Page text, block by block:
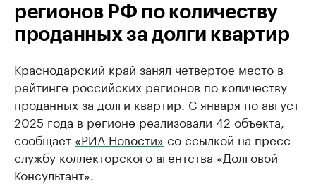
регионов РФ по количеству
проданных за долги квартир
Краснодарский край занял четвертое место в
рейтинге российских регионов по количеству
проданных за долги квартир. С января по август
2025 года в регионе реализовали 42 объекта,
сообщает «РИА Новости» со ссылкой на пресс-
службу коллекторского агентства «Долговой
Консультант».